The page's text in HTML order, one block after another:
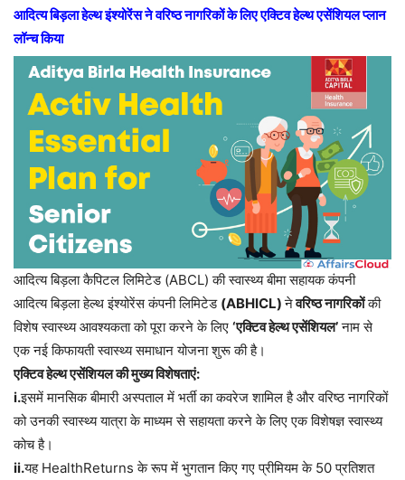
आदित्य बिड़ला हेल्थ इंश्योरेंस ने वरिष्ठ नागरिकों के लिए एक्टिव हेल्थ एसेंशियल प्लान
लॉन्च किया
आदित्य बिड़ला कैपिटल लिमिटेड (ABCL) की स्वास्थ्य बीमा सहायक कंपनी
आदित्य बिड़ला हेल्थ इंश्योरेंस कंपनी लिमिटेड (ABHICL)नेवरिष्ठ नागरिकोंकी
विशेष स्वास्थ्य आवश्यकता को पूरा करने के लिए ‘एक्टिव हेल्थ एसेंशियल’नाम से
एक नई किफायती स्वास्थ्य समाधान योजना शुरू की है।
एक्टिव हेल्थ एसेंशियल की मुख्य विशेषताएं:
i.इसमें मानसिक बीमारी अस्पताल में भर्ती का कवरेज शामिल है और वरिष्ठ नागरिकों
को उनकी स्वास्थ्य यात्रा के माध्यम से सहायता करने के लिए एक विशेषज्ञ स्वास्थ्य
कोच है।
ii.यह HealthReturns के रूप में भुगतान किए गए प्रीमियम के 50 प्रतिशत